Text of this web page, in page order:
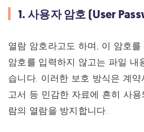
1. 사용자 암호 (User
열람 암호라고도 하며, 이 암호
암호를 입력하지 않고는 파일 내
습니다. 이러한 보호 방식은 계약
고서 등 민감한 자료에 흔히 사
람의 열람을 방지합니다.